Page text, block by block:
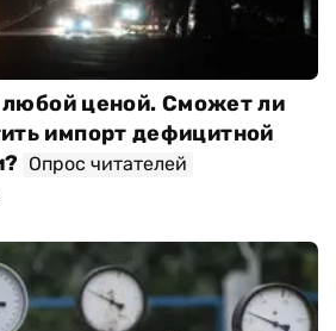
ценой. Сможет ли
импорт дефицитной
Опрос читателей